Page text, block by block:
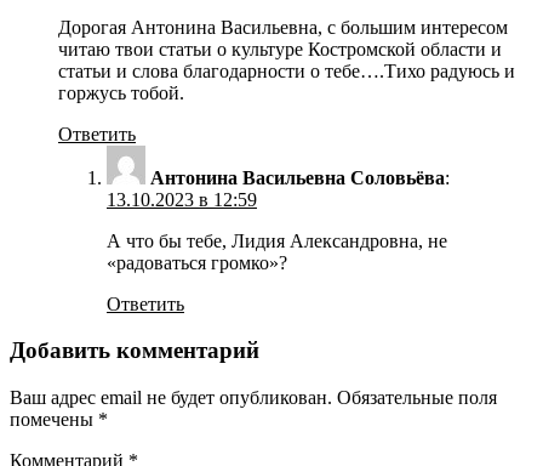
Дорогая Антонина Васильевна, с большим интересом
читаю твои статьи о культуре Костромской области и
статьи и слова благодарности о тебе….Тихо радуюсь и
горжусь тобой.
Ответить
Антонина Васильевна Соловьёва:
13.10.2023 в 12:59
А что бы тебе, Лидия Александровна, не
«радоваться громко»?
Ответить
Добавить комментарий
Ваш адрес email не будет опубликован. Обязательные поля
помечены *
Комментарий *